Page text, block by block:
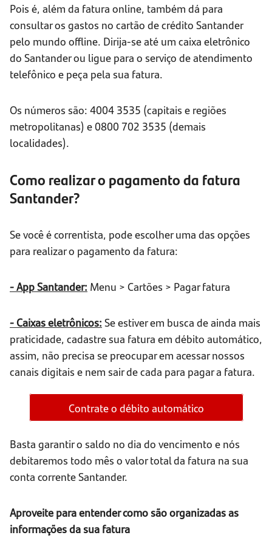
Pois é, além da fatura online, também dá para
consultar os gastos no cartão de crédito Santander
pelo mundo offline. Dirija-se até um caixa eletrônico
do Santander ou ligue para o serviço de atendimento
telefônico e peça pela sua fatura.
Os números são: 4004 3535 (capitais e regiões
metropolitanas) e 0800 702 3535 (demais
localidades).
Como realizar o pagamento da fatura
Santander?
Se você é correntista, pode escolher uma das opções
para realizar o pagamento da fatura:
- App Santander: Menu > Cartões > Pagar fatura
- Caixas eletrônicos: Se estiver em busca de ainda mais
praticidade, cadastre sua fatura em débito automático,
assim, não precisa se preocupar em acessar nossos
canais digitais e nem sair de cada para pagar a fatura.
Contrate o débito automático
Basta garantir o saldo no dia do vencimento e nós
debitaremos todo mês o valor total da fatura na sua
conta corrente Santander.
Aproveite para entender como são organizadas as
informações da sua fatura